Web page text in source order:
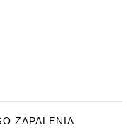
ZAPALENIA